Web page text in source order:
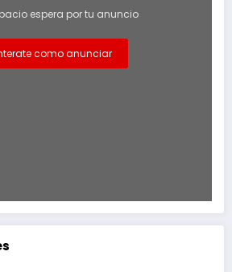
espera por tu anuncio
como anunciar